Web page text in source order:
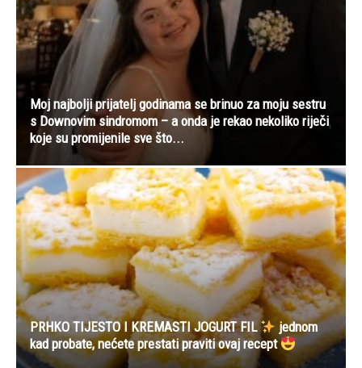
Moj najbolji prijatelj godinama se brinuo za moju sestru
s Downovim sindromom – a onda je rekao nekoliko riječi
koje su promijenile sve što...
PRHKO TIJESTO I KREMASTI JOGURT FIL
jednom
kad probate, nećete prestati praviti ovaj recept